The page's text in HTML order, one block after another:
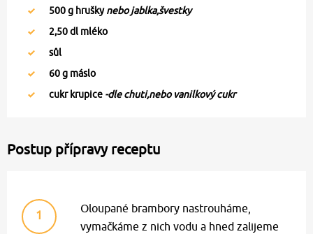
500g hruškynebo jablka,švestky
2,50dl mléko
sůl
60g máslo
cukr krupice -dle chuti,nebo vanilkový cukr
Postup přípravy receptu
1
Oloupané brambory nastrouháme,
vymačkáme z nich vodu a hned zalijeme